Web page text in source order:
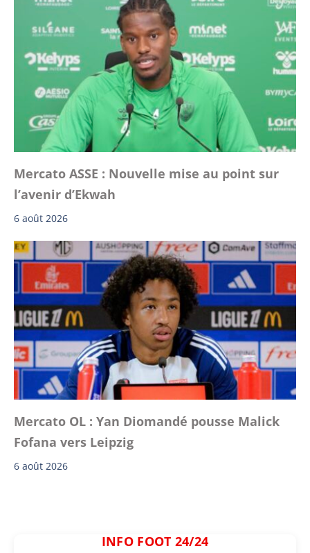
Mercato ASSE : Nouvelle mise au point sur
l’avenir d’Ekwah
6 août 2026
Mercato OL : Yan Diomandé pousse Malick
Fofana vers Leipzig
6 août 2026
INFO FOOT 24/24